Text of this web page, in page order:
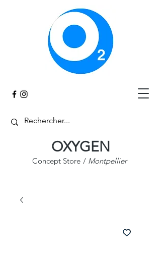
OXYGEN
Concept Store / Montpellier